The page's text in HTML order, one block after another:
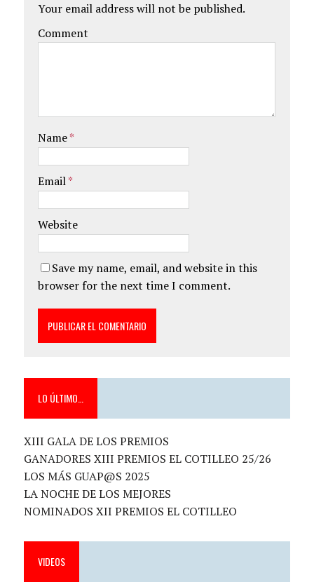
Your email address will not be published.
Comment
Name*
Email*
Website
Save my name, email, and website in this
browser for the next time I comment.
LO ÚLTIMO…
XIII GALA DE LOS PREMIOS
GANADORES XIII PREMIOS EL COTILLEO 25/26
LOS MÁS GUAP@S 2025
LA NOCHE DE LOS MEJORES
NOMINADOS XII PREMIOS EL COTILLEO
VIDEOS